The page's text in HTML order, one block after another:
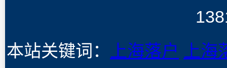
本站关键词：
上海落户
上